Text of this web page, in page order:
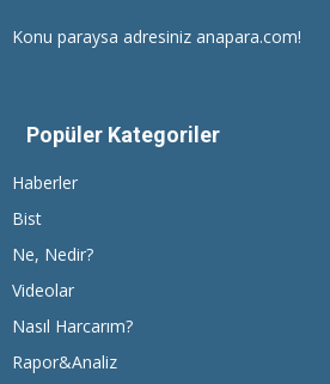
Konu paraysa adresiniz anapara.com!
Popüler Kategoriler
Haberler
Bist
Ne, Nedir?
Videolar
Nasıl Harcarım?
Rapor&Analiz